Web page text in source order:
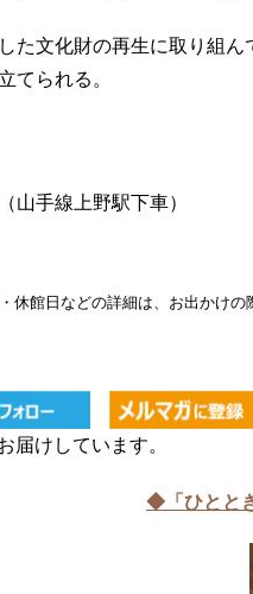
文化財の再生に取り組ん
てられる。
山手線上野駅下車）
休館日などの詳細は、お出かけ
届けしています。
◆「ひとと